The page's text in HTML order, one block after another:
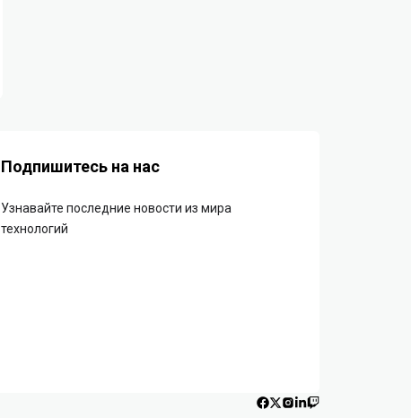
Подпишитесь на нас
Узнавайте последние новости из мира
технологий